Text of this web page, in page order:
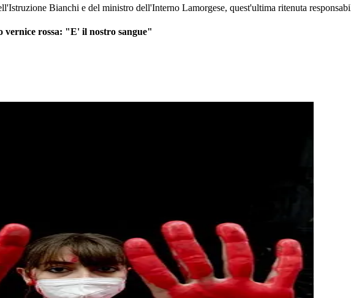
Bianchi e del ministro dell'Interno Lamorgese, quest'ultima ritenuta
vernice rossa: "E' il nostro sangue"